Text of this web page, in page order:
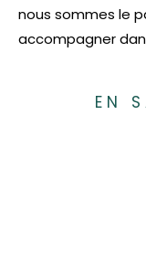
nous sommes le
accompagner
EN